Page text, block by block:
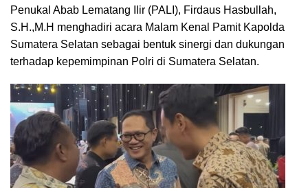
Penukal Abab Lematang Ilir (PALI), Firdaus Hasbullah,
S.H.,M.H menghadiri acara Malam Kenal Pamit Kapolda
Sumatera Selatan sebagai bentuk sinergi dan dukungan
terhadap kepemimpinan Polri di Sumatera Selatan.